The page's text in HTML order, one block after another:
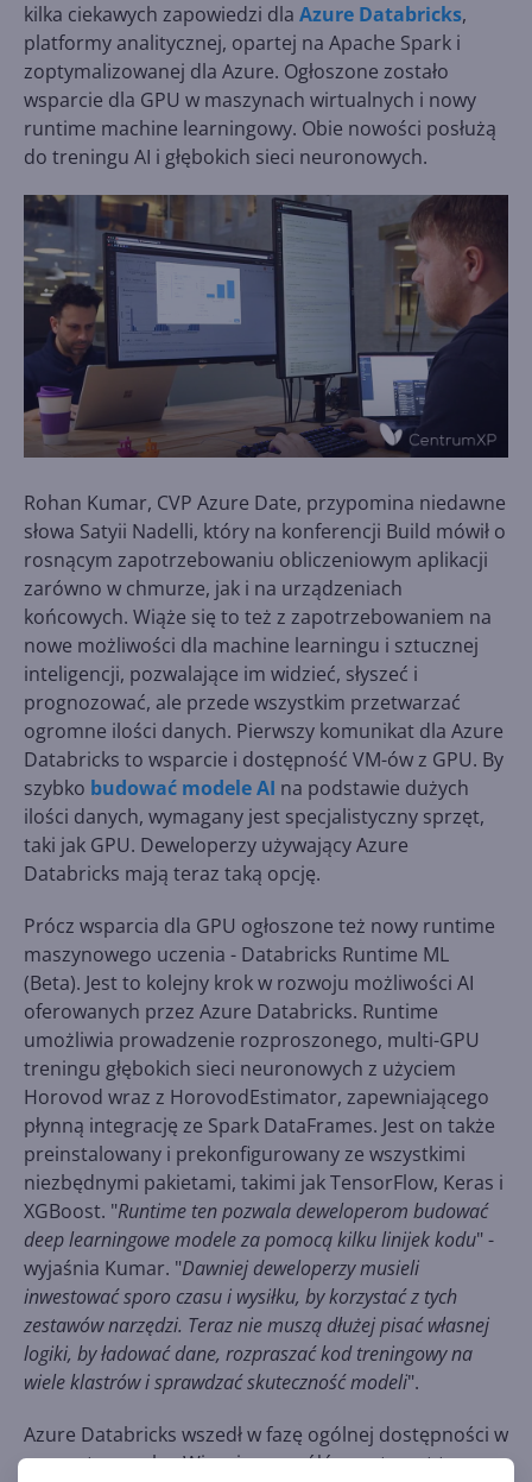
kilka ciekawych zapowiedzi dla Azure Databricks,
platformy analitycznej, opartej na Apache Spark i
zoptymalizowanej dla Azure. Ogłoszone zostało
wsparcie dla GPU w maszynach wirtualnych i nowy
runtime machine learningowy. Obie nowości posłużą
do treningu AI i głębokich sieci neuronowych.
Rohan Kumar, CVP Azure Date, przypomina niedawne
słowa Satyii Nadelli, który na konferencji Build mówił o
rosnącym zapotrzebowaniu obliczeniowym aplikacji
zarówno w chmurze, jak i na urządzeniach
końcowych. Wiąże się to też z zapotrzebowaniem na
nowe możliwości dla machine learningu i sztucznej
inteligencji, pozwalające im widzieć, słyszeć i
prognozować, ale przede wszystkim przetwarzać
ogromne ilości danych. Pierwszy komunikat dla Azure
Databricks to wsparcie i dostępność VM-ów z GPU. By
szybko budować modele AI na podstawie dużych
ilości danych, wymagany jest specjalistyczny sprzęt,
taki jak GPU. Deweloperzy używający Azure
Databricks mają teraz taką opcję.
Prócz wsparcia dla GPU ogłoszone też nowy runtime
maszynowego uczenia - Databricks Runtime ML
(Beta). Jest to kolejny krok w rozwoju możliwości AI
oferowanych przez Azure Databricks. Runtime
umożliwia prowadzenie rozproszonego, multi-GPU
treningu głębokich sieci neuronowych z użyciem
Horovod wraz z HorovodEstimator, zapewniającego
płynną integrację ze Spark DataFrames. Jest on także
preinstalowany i prekonfigurowany ze wszystkimi
niezbędnymi pakietami, takimi jak TensorFlow, Keras i
XGBoost. "Runtime ten pozwala deweloperom budować
deep learningowe modele za pomocą kilku linijek kodu" -
wyjaśnia Kumar. "Dawniej deweloperzy musieli
inwestować sporo czasu i wysiłku, by korzystać z tych
zestawów narzędzi. Teraz nie muszą dłużej pisać własnej
logiki, by ładować dane, rozpraszać kod treningowy na
wiele klastrów i sprawdzać skuteczność modeli".
Azure Databricks wszedł w fazę ogólnej dostępności w
marcu tego roku. Więcej szczegółów na temat tego